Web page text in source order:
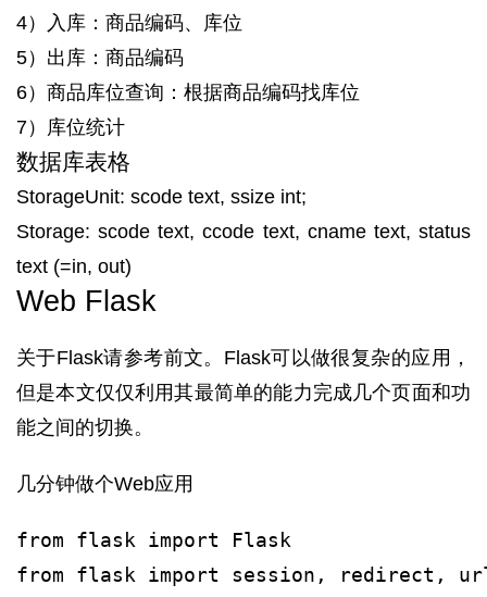
4）入库：商品编码、库位
5）出库：商品编码
6）商品库位查询：根据商品编码找库位
7）库位统计
数据库表格
StorageUnit: scode text, ssize int;
Storage: scode text, ccode text, cname text, status
text (=in, out)
Web Flask
关于Flask请参考前文。Flask可以做很复杂的应用，
但是本文仅仅利用其最简单的能力完成几个页面和功
能之间的切换。
几分钟做个Web应用
from flask import Flask
from flask import session, redirect,